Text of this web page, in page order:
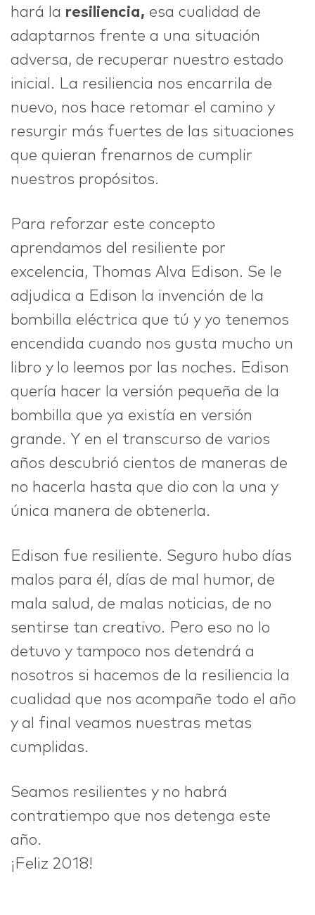
hará la resiliencia, esa cualidad de
adaptarnos frente a una situación
adversa, de recuperar nuestro estado
inicial. La resiliencia nos encarrila de
nuevo, nos hace retomar el camino y
resurgir más fuertes de las situaciones
que quieran frenarnos de cumplir
nuestros propósitos.
Para reforzar este concepto
aprendamos del resiliente por
excelencia, Thomas Alva Edison. Se le
adjudica a Edison la invención de la
bombilla eléctrica que tú y yo tenemos
encendida cuando nos gusta mucho un
libro y lo leemos por las noches. Edison
quería hacer la versión pequeña de la
bombilla que ya existía en versión
grande. Y en el transcurso de varios
años descubrió cientos de maneras de
no hacerla hasta que dio con la una y
única manera de obtenerla.
Edison fue resiliente. Seguro hubo días
malos para él, días de mal humor, de
mala salud, de malas noticias, de no
sentirse tan creativo. Pero eso no lo
detuvo y tampoco nos detendrá a
nosotros si hacemos de la resiliencia la
cualidad que nos acompañe todo el año
y al final veamos nuestras metas
cumplidas.
Seamos resilientes y no habrá
contratiempo que nos detenga este
año.
¡Feliz 2018!